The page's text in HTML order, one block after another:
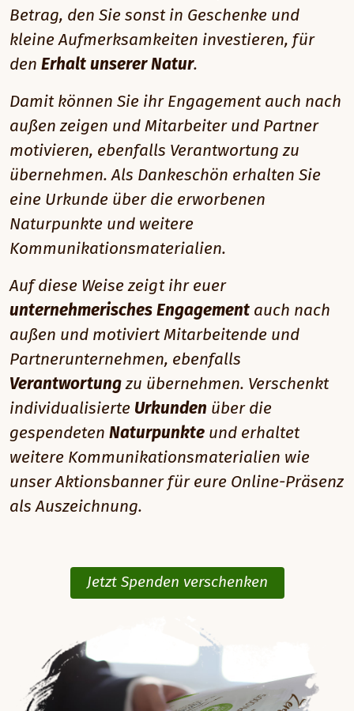
Betrag, den Sie sonst in Geschenke und
kleine Aufmerksamkeiten investieren, für
den Erhalt unserer Natur.
Damit können Sie ihr Engagement auch nach
außen zeigen und Mitarbeiter und Partner
motivieren, ebenfalls Verantwortung zu
übernehmen. Als Dankeschön erhalten Sie
eine Urkunde über die erworbenen
Naturpunkte und weitere
Kommunikationsmaterialien.
Auf diese Weise zeigt ihr euer
unternehmerisches Engagement auch nach
außen und motiviert Mitarbeitende und
Partnerunternehmen, ebenfalls
Verantwortungzu übernehmen. Verschenkt
individualisierte Urkunden über die
gespendeten Naturpunkte und erhaltet
weitere Kommunikationsmaterialien wie
unser Aktionsbanner für eure Online-Präsenz
als Auszeichnung.
Jetzt Spenden verschenken